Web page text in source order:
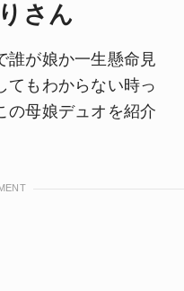
さん
誰が娘か一生懸命見
てもわからない時っ
の母娘デュオを紹介